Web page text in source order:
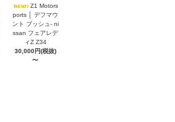
Z1 Motors
ports │ デフマウ
ント ブッシュ- ni
ssan フェアレデ
ィZ Z34
30,000円(税抜)
〜